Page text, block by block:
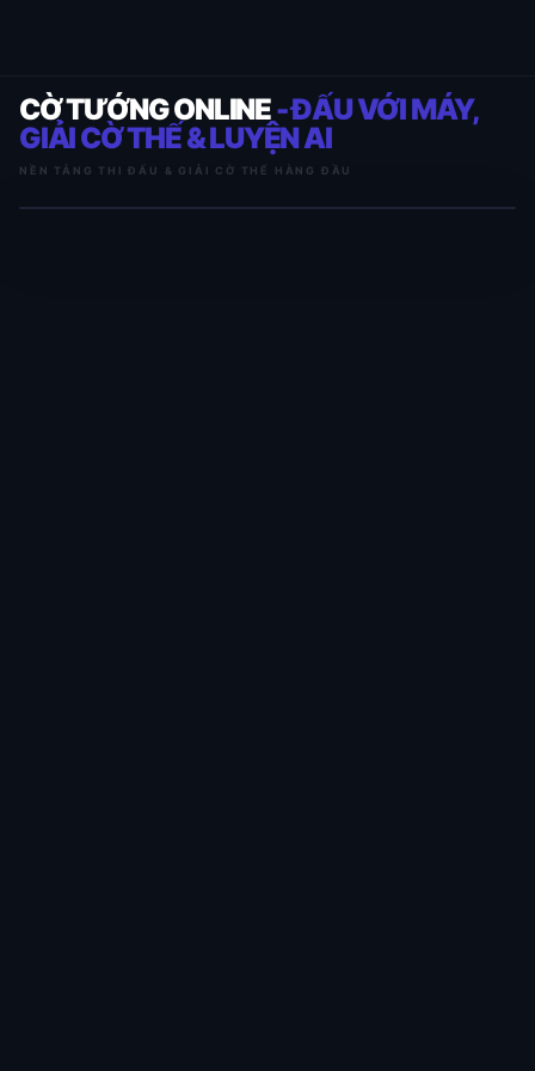
CỜ TƯỚNG ONLINE- ĐẤU VỚI MÁY,
GIẢI CỜ THẾ & LUYỆN AI
NỀN TẢNG THI ĐẤU & GIẢI CỜ THẾ HÀNG ĐẦU